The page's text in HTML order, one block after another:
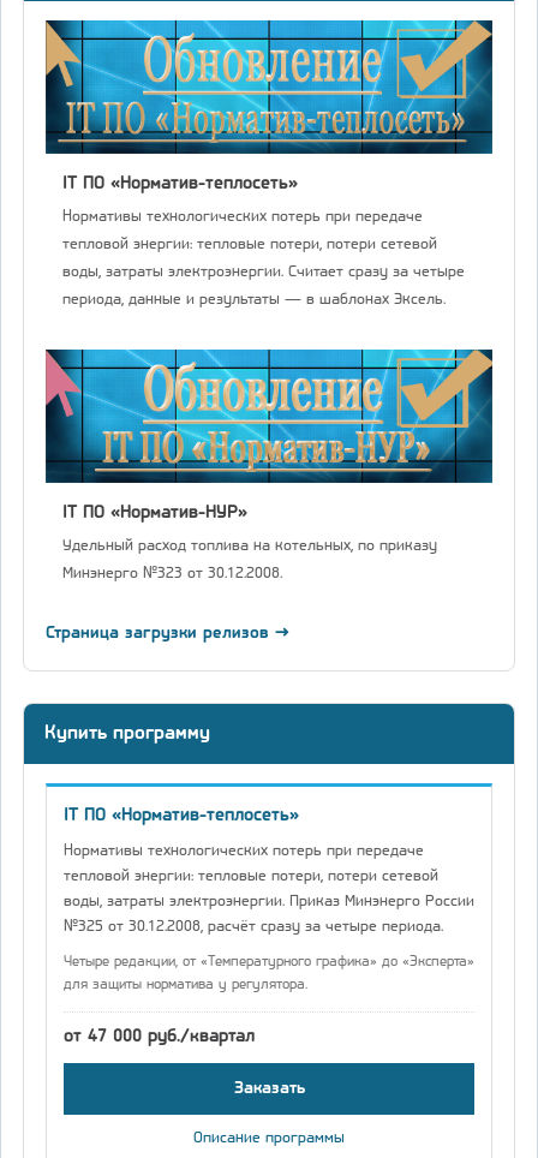
IT ПО «Норматив-теплосеть»
Нормативы технологических потерь при передаче
тепловой энергии: тепловые потери, потери сетевой
воды, затраты электроэнергии. Считает сразу за четыре
периода, данные и результаты — в шаблонах Эксель.
IT ПО «Норматив-НУР»
Удельный расход топлива на котельных, по приказу
Минэнерго №323 от 30.12.2008.
Страница загрузки релизов →
Купить программу
IT ПО «Норматив-теплосеть»
Нормативы технологических потерь при передаче
тепловой энергии: тепловые потери, потери сетевой
воды, затраты электроэнергии. Приказ Минэнерго России
№325 от 30.12.2008, расчёт сразу за четыре периода.
Четыре редакции, от «Температурного графика» до «Эксперта»
для защиты норматива у регулятора.
от 47 000 руб./квартал
Заказать
Описание программы